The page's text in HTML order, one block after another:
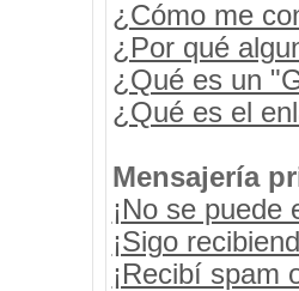
¿Cómo me
¿Por qué
¿Qué es un
¿Qué es el
Mensajería
¡No se puede
¡Sigo
¡Recibí spam